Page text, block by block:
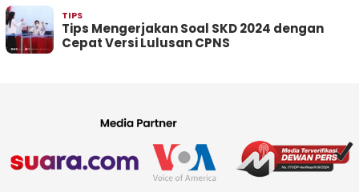
TIPS
Tips Mengerjakan Soal SKD 2024 dengan
Cepat Versi Lulusan CPNS